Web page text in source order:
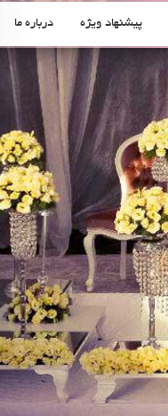
پیشنهاد ویژه درباره ما